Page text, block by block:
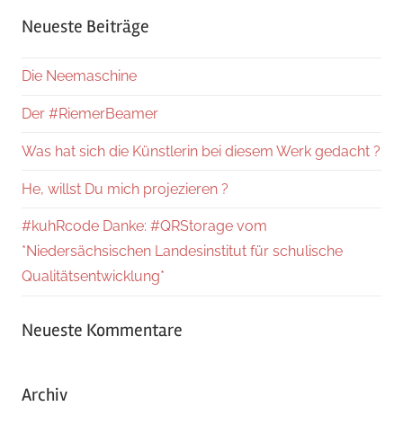
Neueste Beiträge
Die Neemaschine
Der #RiemerBeamer
Was hat sich die Künstlerin bei diesem Werk gedacht ?
He, willst Du mich projezieren ?
#kuhRcode Danke: #QRStorage vom
*Niedersächsischen Landesinstitut für schulische
Qualitätsentwicklung*
Neueste Kommentare
Archiv